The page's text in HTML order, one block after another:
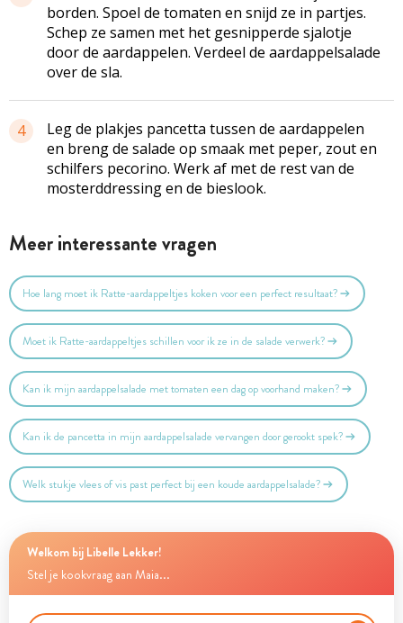
borden. Spoel de tomaten en snijd ze in partjes.
Schep ze samen met het gesnipperde sjalotje
door de aardappelen. Verdeel de aardappelsalade
over de sla.
4
Leg de plakjes pancetta tussen de aardappelen
en breng de salade op smaak met peper, zout en
schilfers pecorino. Werk af met de rest van de
mosterddressing en de bieslook.
Meer interessante vragen
Hoe lang moet ik Ratte-aardappeltjes koken voor een perfect resultaat?
Moet ik Ratte-aardappeltjes schillen voor ik ze in de salade verwerk?
Kan ik mijn aardappelsalade met tomaten een dag op voorhand maken?
Kan ik de pancetta in mijn aardappelsalade vervangen door gerookt spek?
Welk stukje vlees of vis past perfect bij een koude aardappelsalade?
Welkom bij Libelle Lekker!
Stel je kookvraag aan Maia...